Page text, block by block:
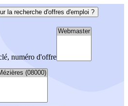
la recherche d'offres d'emploi ?
numéro d'offre